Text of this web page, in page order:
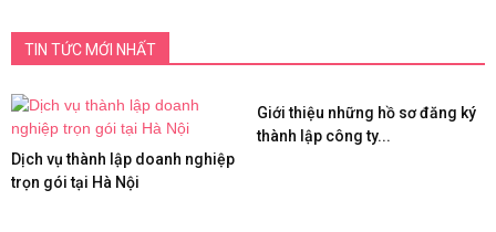
TIN TỨC MỚI NHẤT
Dịch vụ thành lập doanh nghiệp
trọn gói tại Hà Nội
Giới thiệu những hồ sơ đăng ký
thành lập công ty...